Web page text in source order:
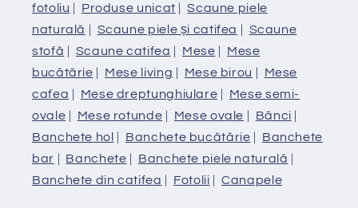
fotoliu | Produse unicat |Scaune piele
naturală | Scaune piele și catifea | Scaune
stofă | Scaune catifea | Mese | Mese
bucătărie | Mese living | Mese birou | Mese
cafea | Mese dreptunghiulare | Mese semi-
ovale | Mese rotunde | Mese ovale | Bănci |
Banchete hol | Banchete bucătărie | Banchete
bar | Banchete | Banchete piele naturală |
Banchete din catifea | Fotolii |Canapele